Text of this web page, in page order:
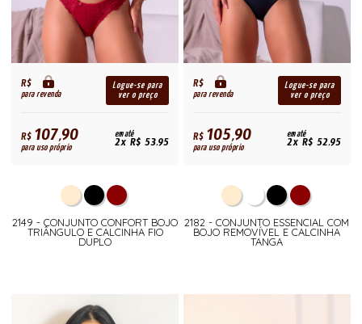
R$
para revenda
Logue-se para
ver o preço
R$107,90
para uso próprio
em até
2x R$ 53,95
2149 - CONJUNTO CONFORT BOJO
TRIÂNGULO E CALCINHA FIO
DUPLO
R$
para revenda
Logue-se para
ver o preço
R$105,90
para uso próprio
em até
2x R$ 52,95
2182 - CONJUNTO ESSENCIAL COM
BOJO REMOVÍVEL E CALCINHA
TANGA